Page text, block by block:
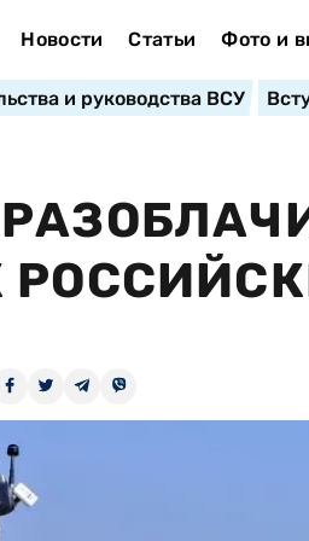
Новости Статьи Фото и
и руководства ВСУ